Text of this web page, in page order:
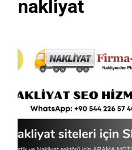
nakliyat